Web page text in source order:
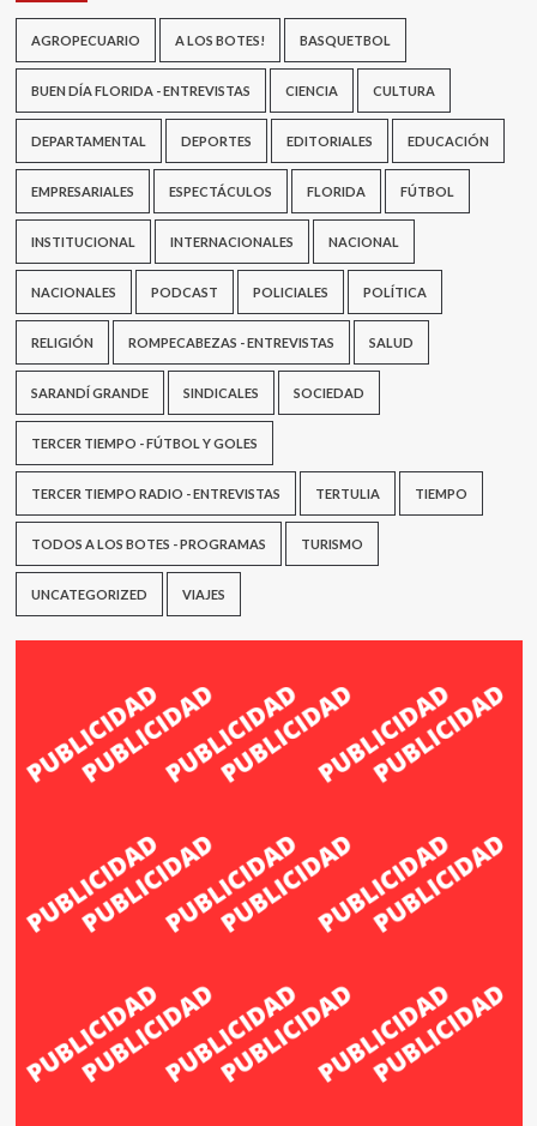
AGROPECUARIO A LOS BOTES! BASQUETBOL
BUEN DÍA FLORIDA - ENTREVISTAS CIENCIA CULTURA
DEPARTAMENTAL DEPORTES EDITORIALES EDUCACIÓN
EMPRESARIALES ESPECTÁCULOS FLORIDA FÚTBOL
INSTITUCIONAL INTERNACIONALES NACIONAL
NACIONALES PODCAST POLICIALES POLÍTICA
RELIGIÓN ROMPECABEZAS - ENTREVISTAS SALUD
SARANDÍ GRANDE SINDICALES SOCIEDAD
TERCER TIEMPO - FÚTBOL Y GOLES
TERCER TIEMPO RADIO - ENTREVISTAS TERTULIA TIEMPO
TODOS A LOS BOTES - PROGRAMAS TURISMO
UNCATEGORIZED VIAJES